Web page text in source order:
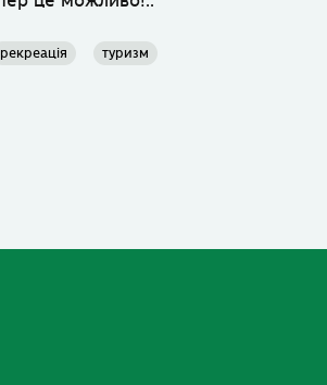
рекреація туризм